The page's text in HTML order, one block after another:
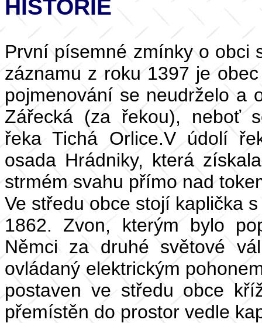
HISTORIE
První písemné zmínky o obci
záznamu z roku 1397 je
pojmenování se neudrželo a
Zářecká (za řekou), neboť
řeka Tichá Orlice.V údolí
osada Hrádniky, která
strmém svahu přímo nad
Ve středu obce stojí kaplička
1862. Zvon, kterým bylo
Němci za druhé světové
ovládaný elektrickým
postaven ve středu obce
přemístěn do prostor vedle